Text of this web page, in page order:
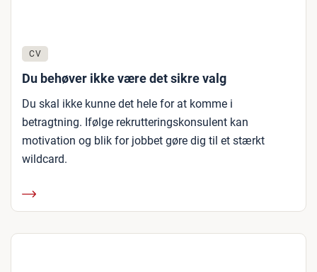
CV
Du behøver ikke være det sikre valg
Du skal ikke kunne det hele for at komme i
betragtning. Ifølge rekrutteringskonsulent kan
motivation og blik for jobbet gøre dig til et stærkt
wildcard.